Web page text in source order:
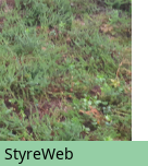
StyreWeb